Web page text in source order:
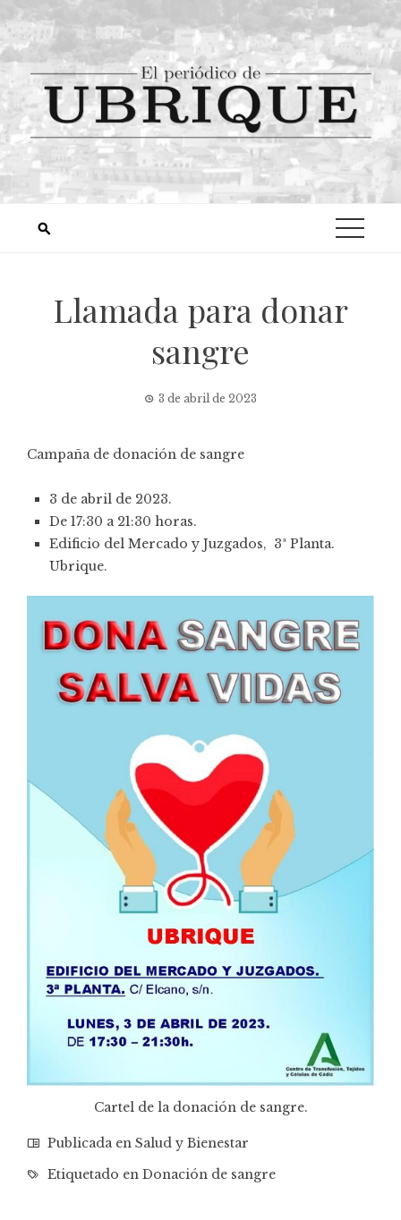
Llamada para donar
sangre
3 de abril de 2023
Campaña de donación de sangre
3 de abril de 2023.
De 17:30 a 21:30 horas.
Edificio del Mercado y Juzgados, 3ª Planta.
Ubrique.
Cartel de la donación de sangre.
Publicada en Salud y Bienestar
Etiquetado en Donación de sangre